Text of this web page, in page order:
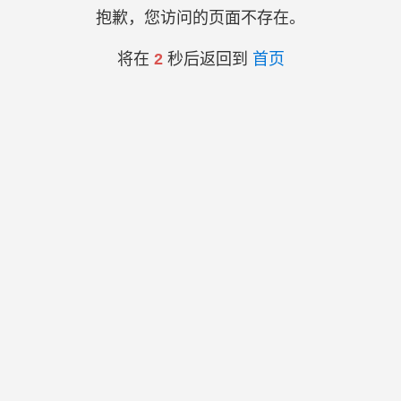
抱歉，您访问的页面不存在。
将在 2秒后返回到 首页